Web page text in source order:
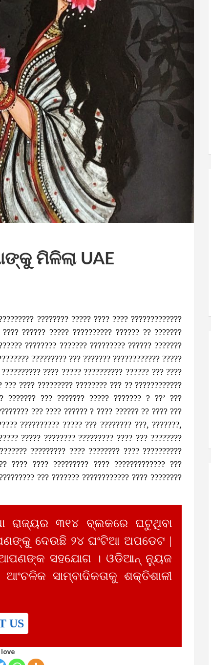
ମିଳିଲା UAE
???????? ????? ???? ???? ?????????????
?????? ????? ?????????? ?????? ?? ???????
???????? ??????? ????????? ?????? ???????
????????? ??? ??????? ???????????? ?????
???? ????? ?????????? ?????? ??? ????
???? ????????? ???????? ??? ?? ????????????
??????? ??? ??????? ????? ??????? ? ??’ ???
??? ???? ?????? ? ???? ?????? ?? ???? ???
?????????? ????? ??? ???????? ???, ???????,
????? ???????? ????????? ???? ??? ????????
????????? ???? ???????? ???? ??????????
???? ???? ????????? ???? ????????????? ???
??? ??????? ???????????? ???? ????????
ରାଜ୍ୟର ୩୧୪ ବ୍ଲକରେ ଘଟୁଥିବା
ଦେଉଛି ୨୪ ଘଂଟିଆ ଅପଡେଟ |
ଆପଣଙ୍କ ସହଯୋଗ । ଓଡିଆନ୍ ନ୍ୟୁଜ
ସାମ୍ବାଦିକତାକୁ ଶକ୍ତିଶାଳୀ
US